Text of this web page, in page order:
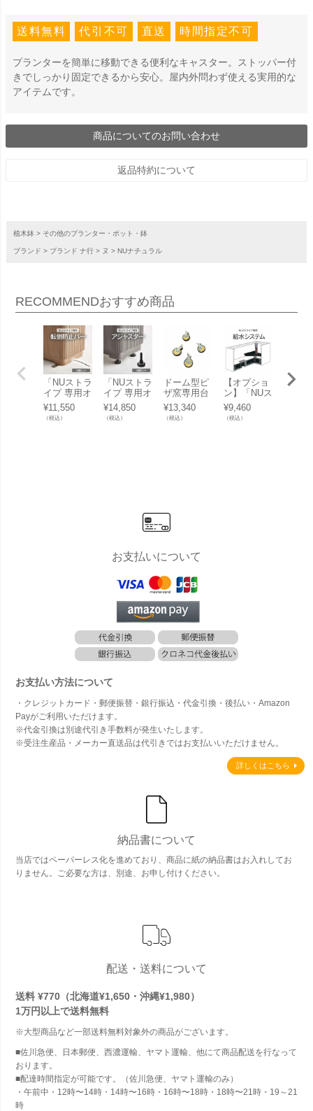
送料無料 代引不可 直送 時間指定不可
プランターを簡単に移動できる便利なキャスター。ストッパー付
きでしっかり固定できるから安心。屋内外問わず使える実用的な
アイテムです。
商品についてのお問い合わせ
返品特約について
植木鉢 その他のプランター・ポット・鉢
ブランド ブランド ナ行 ヌ NUナチュラル
RECOMMENDおすすめ商品
「NUストラ
イプ 専用オ
プション 転
倒防止バー
2個セッ
¥11,550
（税込）
「NUストラ
イプ 専用オ
プション ア
ジャスター
4個セッ
¥14,850
（税込）
ドーム型ピ
ザ窯専用台
オプション
「家庭用石
窯 プチキル
¥13,340
（税込）
【オプショ
ン】「NUス
トライプ 専
用プラスウ
ォーター」
¥9,460
（税込）
【オ
お支払いについて
お支払い方法について
・クレジットカード・郵便振替・銀行振込・代金引換・後払い・Amazon
Payがご利用いただけます。
※代金引換は別途代引き手数料が発生いたします。
※受注生産品・メーカー直送品は代引きではお支払いいただけません。
詳しくはこちら
納品書について
当店ではペーパーレス化を進めており、商品に紙の納品書はお入れしてお
りません。ご必要な方は、別途、お申し付けください。
配送・送料について
送料 ¥770（北海道¥1,650・沖縄¥1,980）
1万円以上で送料無料
※大型商品など一部送料無料対象外の商品がございます。
■佐川急便、日本郵便、西濃運輸、ヤマト運輸、他にて商品配送を行なって
おります。
■配達時間指定が可能です。（佐川急便、ヤマト運輸のみ）
・午前中・12時〜14時・14時〜16時・16時〜18時・18時〜21時・19～21
時